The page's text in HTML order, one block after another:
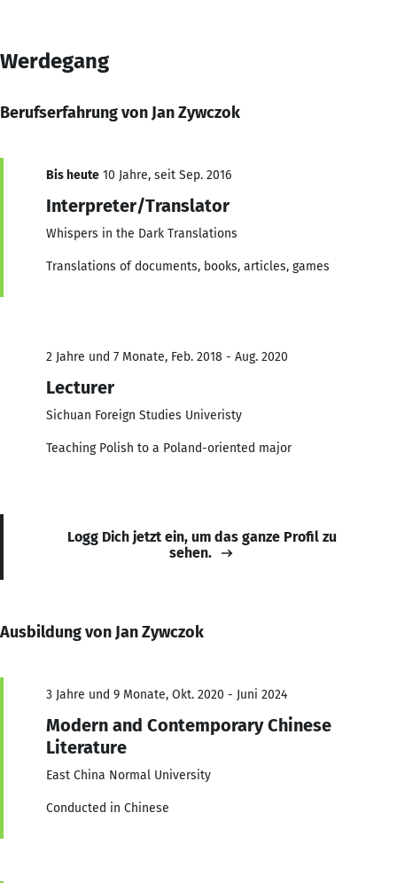
Werdegang
Berufserfahrung von Jan Zywczok
Bis heute 10 Jahre, seit Sep. 2016
Interpreter/Translator
Whispers in the Dark Translations
Translations of documents, books, articles, games
2 Jahre und 7 Monate, Feb. 2018 - Aug. 2020
Lecturer
Sichuan Foreign Studies Univeristy
Teaching Polish to a Poland-oriented major
Logg Dich jetzt ein, um das ganze Profil zu
sehen.
Ausbildung von Jan Zywczok
3 Jahre und 9 Monate, Okt. 2020 - Juni 2024
Modern and Contemporary Chinese
Literature
East China Normal University
Conducted in Chinese